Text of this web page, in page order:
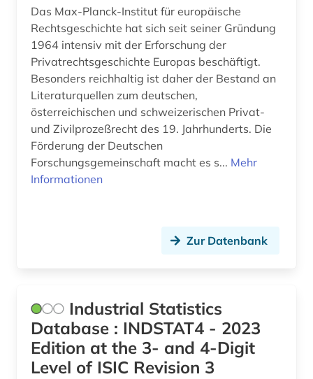
hispanistik (1)
historische karte (1)
historische persönlichkeit (1)
hochbau (1)
hochschule (1)
hochschulschrift (1)
iberoromanistik (1)
iec normen (1)
industrieproduktion (1)
Das Max-Planck-Institut für europäische
Rechtsgeschichte hat sich seit seiner Gründung
1964 intensiv mit der Erforschung der
Privatrechtsgeschichte Europas beschäftigt.
Besonders reichhaltig ist daher der Bestand an
Literaturquellen zum deutschen,
österreichischen und schweizerischen Privat-
und Zivilprozeßrecht des 19. Jahrhunderts. Die
Förderung der Deutschen
Forschungsgemeinschaft macht es s... Mehr
Informationen
Zur Datenbank
Industrial Statistics
Database : INDSTAT4 - 2023
Edition at the 3- and 4-Digit
Level of ISIC Revision 3